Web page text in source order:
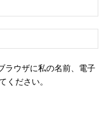
メ
ー
*ェ
ラウザに私の名前、電子
ください。